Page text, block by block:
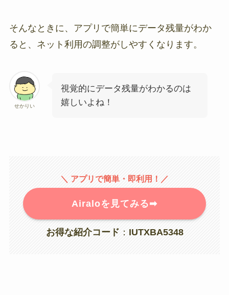
そんなときに、アプリで簡単にデータ残量がわか
ると、ネット利用の調整がしやすくなります。
せかりい
視覚的にデータ残量がわかるのは
嬉しいよね！
＼ アプリで簡単・即利用 ！／
Airaloを見てみる➡︎
お得な紹介コード ： IUTXBA5348